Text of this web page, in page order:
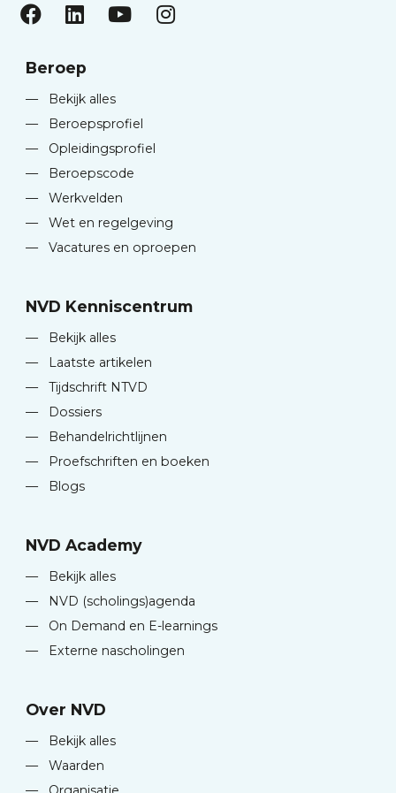
Beroep
—
Bekijk alles
—
Beroepsprofiel
—
Opleidingsprofiel
—
Beroepscode
—
Werkvelden
—
Wet en regelgeving
—
Vacatures en oproepen
NVD Kenniscentrum
—
Bekijk alles
—
Laatste artikelen
—
Tijdschrift NTVD
—
Dossiers
—
Behandelrichtlijnen
—
Proefschriften en boeken
—
Blogs
NVD Academy
—
Bekijk alles
—
NVD (scholings)agenda
—
On Demand en E-learnings
—
Externe nascholingen
Over NVD
—
Bekijk alles
—
Waarden